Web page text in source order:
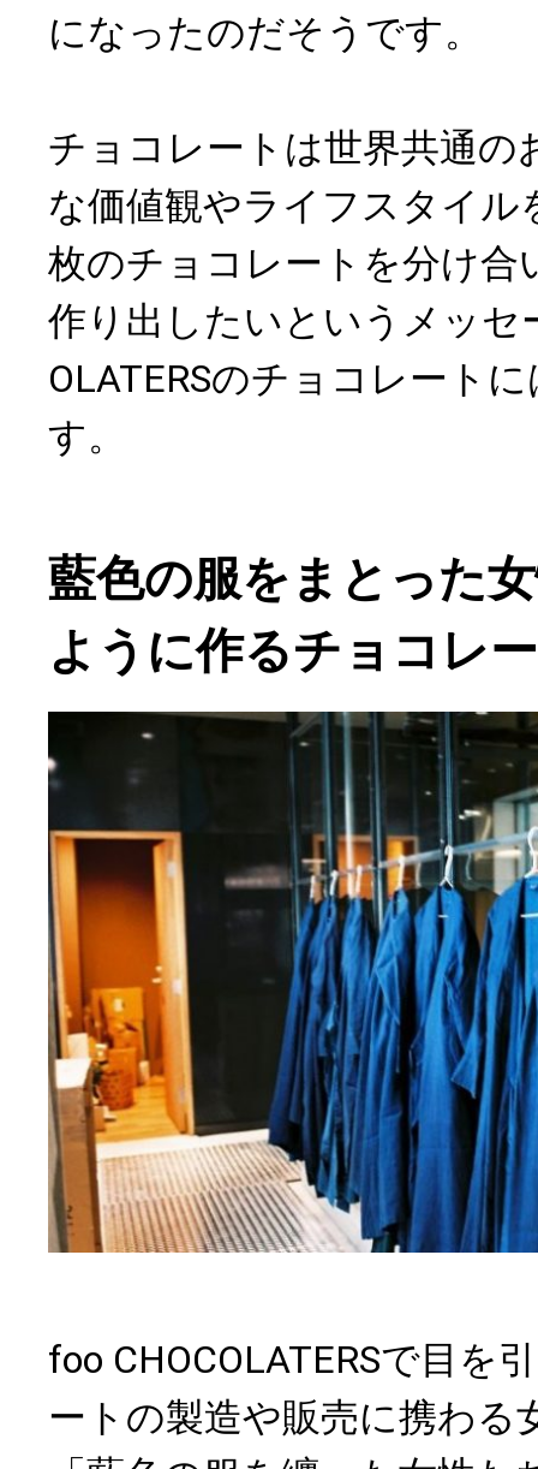
になったのだそうです。
チョコレートは世界共通の
な価値観やライフスタイル
枚のチョコレートを分け合
作り出したいというメッセ
OLATERSのチョコレート
す。
藍色の服をまとった
ように作るチョコレ
foo CHOCOLATERSで目を
ートの製造や販売に携わる